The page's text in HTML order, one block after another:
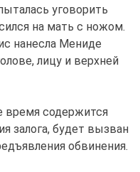
уговорить
на мать с ножом.
нанесла Мениде
лицу и верхней
время содержится
залога, будет вызван
обвинения.